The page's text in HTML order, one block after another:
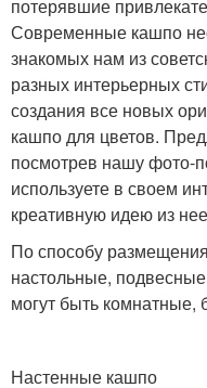
потерявшие
Современные кашпо
знакомых нам из
разных интерьерных
создания все новых
кашпо для цветов.
посмотрев нашу фото-
используете в своем
креативную идею из
По способу
настольные,
могут быть
Настенные кашпо